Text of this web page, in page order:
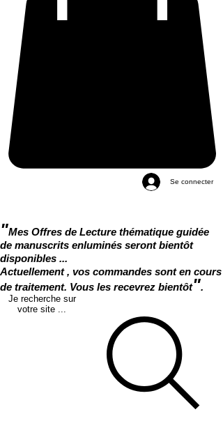
Se connecter
"Mes Offres de Lecture thématique guidée
de manuscrits enluminés seront bientôt
disponibles ...
Actuellement , vos commandes sont en cours
de traitement. Vous les recevrez bientôt".
Je recherche sur
votre site ...